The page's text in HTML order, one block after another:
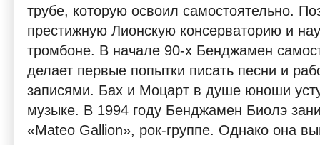
трубе, которую освоил самостоятельно.
престижную Лионскую консерваторию и
тромбоне. В начале 90-х Бенджамен
делает первые попытки писать песни и
записями. Бах и Моцарт в душе юноши
музыке. В 1994 году Бенджамен Биолэ
«Mateo Gallion», рок-группе. Однако она